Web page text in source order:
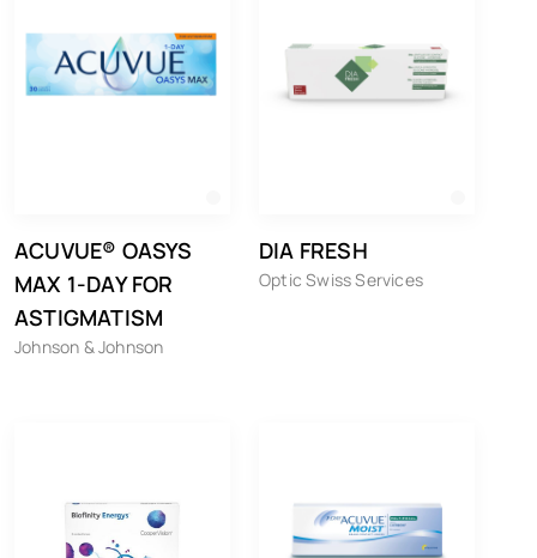
ACUVUE® OASYS
MAX 1-DAY FOR
ASTIGMATISM
Johnson & Johnson
DIA FRESH
Optic Swiss Services